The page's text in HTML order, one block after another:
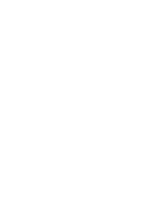
alkalmazása.
vastag réteg esetén